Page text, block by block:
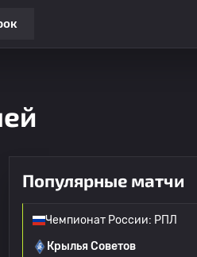
Популярные матчи
Чемпионат России: РПЛ
Крылья Советов